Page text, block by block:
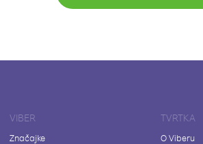
VIBER
Značajke
TVRTKA
O Viberu